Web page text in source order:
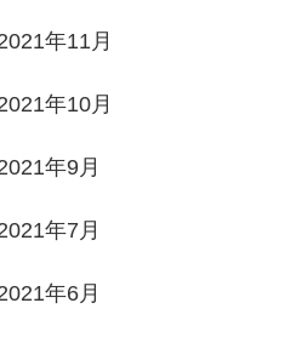
年11月
年10月
年9月
年7月
年6月